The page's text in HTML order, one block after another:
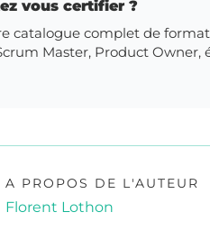
vous certifier ?
catalogue complet de
Master, Product Owner,
A PROPOS DE L'AUTEUR
Florent Lothon